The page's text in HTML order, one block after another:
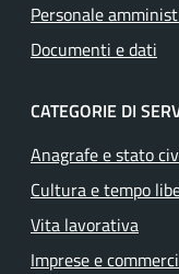
Personale
Documenti e dati
CATEGORIE DI
Anagrafe e stato
Cultura e tempo
Vita lavorativa
Imprese e